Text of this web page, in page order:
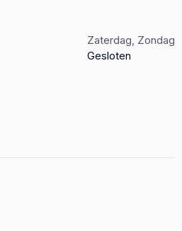
Zaterdag, Zondag
Gesloten